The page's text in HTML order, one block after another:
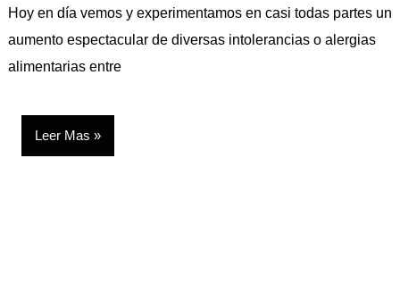
Hoy en día vemos y experimentamos en casi todas partes un
aumento espectacular de diversas intolerancias o alergias
alimentarias entre
Leer Mas